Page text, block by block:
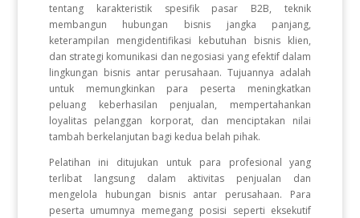
tentang karakteristik spesifik pasar B2B, teknik
membangun hubungan bisnis jangka panjang,
keterampilan mengidentifikasi kebutuhan bisnis klien,
dan strategi komunikasi dan negosiasi yang efektif dalam
lingkungan bisnis antar perusahaan. Tujuannya adalah
untuk memungkinkan para peserta meningkatkan
peluang keberhasilan penjualan, mempertahankan
loyalitas pelanggan korporat, dan menciptakan nilai
tambah berkelanjutan bagi kedua belah pihak.
Pelatihan ini ditujukan untuk para profesional yang
terlibat langsung dalam aktivitas penjualan dan
mengelola hubungan bisnis antar perusahaan. Para
peserta umumnya memegang posisi seperti eksekutif